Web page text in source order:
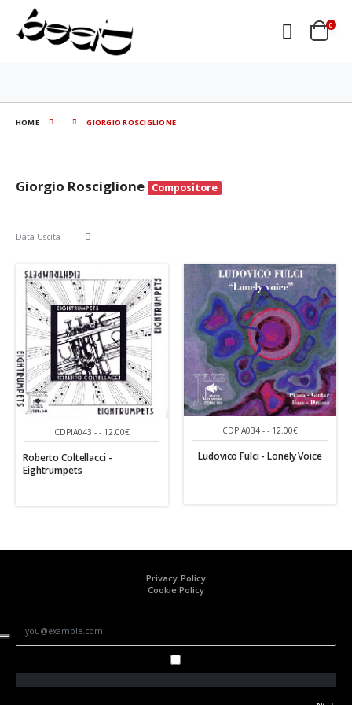
0
HOME GIORGIO ROSCIGLIONE
Giorgio Rosciglione Compositore
CDPIA043 - - 12.00€
Roberto Coltellacci -
Eightrumpets
CDPIA034 - - 12.00€
Ludovico Fulci - Lonely Voice
Privacy Policy
Cookie Policy